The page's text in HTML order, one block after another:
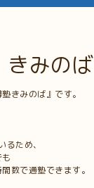
みのば
きみのば』です。
ため、
数で通塾できます。